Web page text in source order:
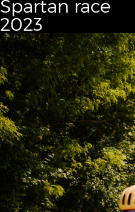
Spartan race
2023